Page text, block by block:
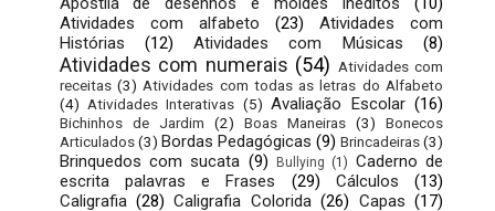
Atividades com alfabeto
(23)
Atividades com
Histórias
(12) Atividades com Músicas (8)
Atividades com numerais (54) Atividades com
receitas (3) Atividades com todas as letras do Alfabeto
(4) Atividades Interativas (5) Avaliação Escolar (16)
Bichinhos de Jardim (2) Boas Maneiras (3)
Bonecos
Articulados (3) Bordas Pedagógicas (9) Brincadeiras(3)
Brinquedos com sucata (9) Bullying (1) Caderno de
escrita palavras e Frases
(29) Cálculos
(13)
Caligrafia (28) Caligrafia Colorida (26) Capas (17)